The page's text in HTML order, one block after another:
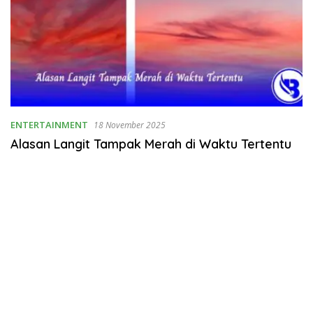
ENTERTAINMENT 18 November 2025
Alasan Langit Tampak Merah di Waktu Tertentu